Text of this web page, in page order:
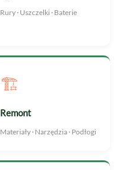
Rury · Uszczelki · Baterie
🏗️
Remont
Materiały · Narzędzia · Podłogi